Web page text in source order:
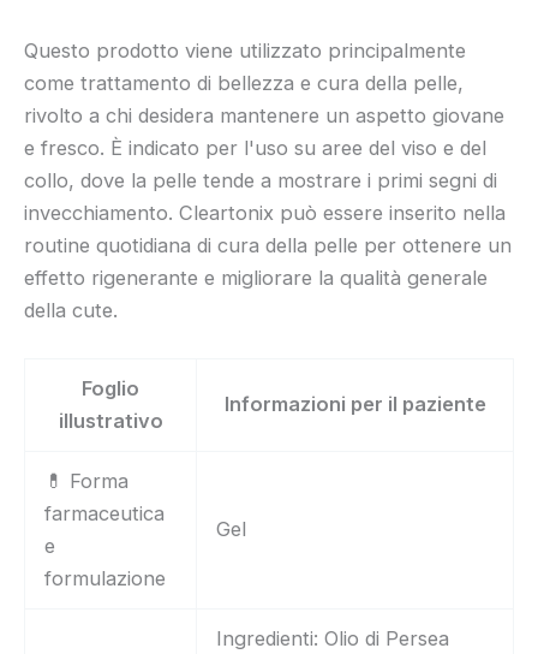
Questo prodotto viene utilizzato principalmente
come trattamento di bellezza e cura della pelle,
rivolto a chi desidera mantenere un aspetto giovane
e fresco. È indicato per l'uso su aree del viso e del
collo, dove la pelle tende a mostrare i primi segni di
invecchiamento. Cleartonix può essere inserito nella
routine quotidiana di cura della pelle per ottenere un
effetto rigenerante e migliorare la qualità generale
della cute.
Foglio
illustrativo
Informazioni per il paziente
💊 Forma
farmaceutica
e
formulazione
Gel
Ingredienti: Olio di Persea